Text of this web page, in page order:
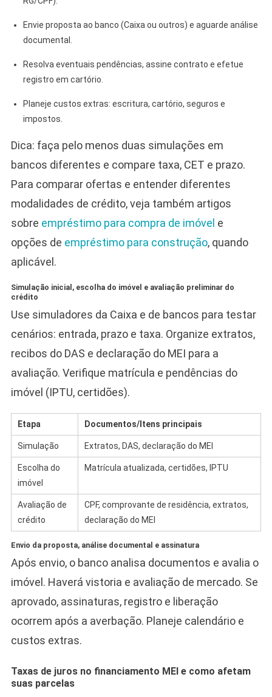
Envie proposta ao banco (Caixa ou outros) e aguarde análise
documental.
Resolva eventuais pendências, assine contrato e efetue
registro em cartório.
Planeje custos extras: escritura, cartório, seguros e
impostos.
Dica: faça pelo menos duas simulações em
bancos diferentes e compare taxa, CET e prazo.
Para comparar ofertas e entender diferentes
modalidades de crédito, veja também artigos
sobre empréstimo para compra de imóvel e
opções de empréstimo para construção, quando
aplicável.
Simulação inicial, escolha do imóvel e avaliação preliminar do
crédito
Use simuladores da Caixa e de bancos para testar
cenários: entrada, prazo e taxa. Organize extratos,
recibos do DAS e declaração do MEI para a
avaliação. Verifique matrícula e pendências do
imóvel (IPTU, certidões).
Etapa Documentos/Itens principais
Simulação Extratos, DAS, declaração do MEI
Escolha do
imóvel
Matrícula atualizada, certidões, IPTU
Avaliação de
crédito
CPF, comprovante de residência, extratos,
declaração do MEI
Envio da proposta, análise documental e assinatura
Após envio, o banco analisa documentos e avalia o
imóvel. Haverá vistoria e avaliação de mercado. Se
aprovado, assinaturas, registro e liberação
ocorrem após a averbação. Planeje calendário e
custos extras.
Taxas de juros no financiamento MEI e como afetam
suas parcelas